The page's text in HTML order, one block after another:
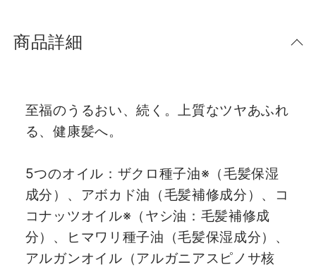
商品詳細
至福のうるおい、続く。上質なツヤあふれ
る、健康髪へ。
5つのオイル：ザクロ種子油※（毛髪保湿
成分）、アボカド油（毛髪補修成分）、コ
コナッツオイル※（ヤシ油：毛髪補修成
分）、ヒマワリ種子油（毛髪保湿成分）、
アルガンオイル（アルガニアスピノサ核